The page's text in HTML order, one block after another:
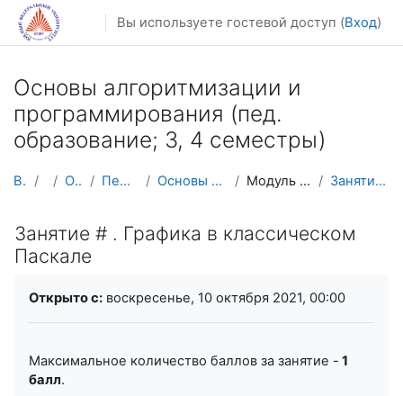
Перейти к основному содержанию
Вы используете гостевой доступ (Вход)
Основы алгоритмизации и
программирования (пед.
образование; 3, 4 семестры)
В начало Курсы Осенний семестр Педагогическое образование Основы алгоритмизации и программирования (пед) Модуль 2. Одномерные массивы, подпрограммы Занятие # . Графика в классическом Паскале
Занятие # . Графика в классическом
Паскале
Открыто с: воскресенье, 10 октября 2021, 00:00
Максимальное количество баллов за занятие - 1
балл.